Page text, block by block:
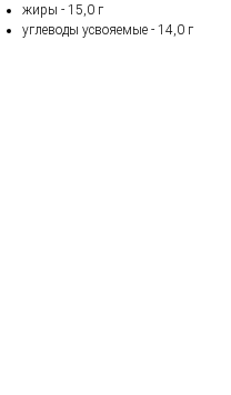
жиры - 15,0 г
углеводы усвояемые - 14,0 г